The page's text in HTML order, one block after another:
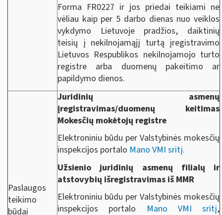
Forma FR0227 ir jos priedai teikiami ne
vėliau kaip per 5 darbo dienas nuo veiklos
vykdymo Lietuvoje pradžios, daiktinių
teisių į nekilnojamąjį turtą įregistravimo
Lietuvos Respublikos nekilnojamojo turto
registre arba duomenų pakeitimo ar
papildymo dienos.
Paslaugos
teikimo
būdai
Juridinių asmenų
įregistravimas/duomenų keitimas
Mokesčių mokėtojų registre
Elektroniniu būdu per Valstybinės mokesčių
inspekcijos portalo Mano VMI sritį.
Užsienio juridinių asmenų filialų ir
atstovybių išregistravimas iš MMR
Elektroniniu būdu per Valstybinės mokesčių
inspekcijos portalo Mano VMI sritį,